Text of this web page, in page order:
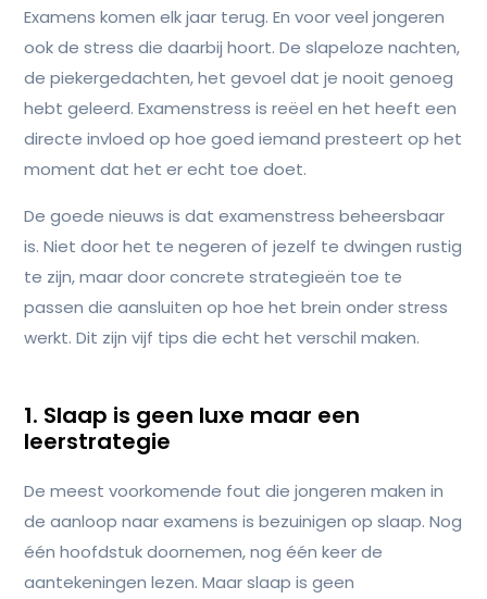
Examens komen elk jaar terug. En voor veel jongeren
ook de stress die daarbij hoort. De slapeloze nachten,
de piekergedachten, het gevoel dat je nooit genoeg
hebt geleerd. Examenstress is reëel en het heeft een
directe invloed op hoe goed iemand presteert op het
moment dat het er echt toe doet.
De goede nieuws is dat examenstress beheersbaar
is. Niet door het te negeren of jezelf te dwingen rustig
te zijn, maar door concrete strategieën toe te
passen die aansluiten op hoe het brein onder stress
werkt. Dit zijn vijf tips die echt het verschil maken.
1. Slaap is geen luxe maar een
leerstrategie
De meest voorkomende fout die jongeren maken in
de aanloop naar examens is bezuinigen op slaap. Nog
één hoofdstuk doornemen, nog één keer de
aantekeningen lezen. Maar slaap is geen